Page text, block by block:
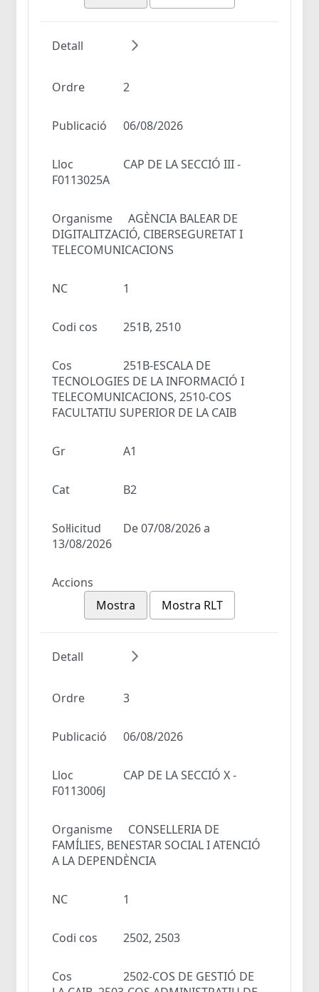
Detall
Ordre 2
Publicació 06/08/2026
Lloc
CAP DE LA SECCIÓ III -
F0113025A
Organisme
AGÈNCIA BALEAR DE
DIGITALITZACIÓ, CIBERSEGURETAT I
TELECOMUNICACIONS
NC 1
Codi cos 251B, 2510
Cos
251B-ESCALA DE
TECNOLOGIES DE LA INFORMACIÓ I
TELECOMUNICACIONS, 2510-COS
FACULTATIU SUPERIOR DE LA CAIB
Gr A1
Cat B2
Sol·licitud
De 07/08/2026 a
13/08/2026
Accions
Mostra
Mostra RLT
Detall
Ordre 3
Publicació 06/08/2026
Lloc
CAP DE LA SECCIÓ X -
F0113006J
Organisme
CONSELLERIA DE
FAMÍLIES, BENESTAR SOCIAL I ATENCIÓ
A LA DEPENDÈNCIA
NC 1
Codi cos 2502, 2503
Cos
2502-COS DE GESTIÓ DE